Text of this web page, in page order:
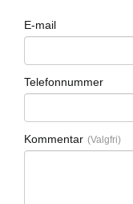
E-mail
Telefonnummer
Kommentar